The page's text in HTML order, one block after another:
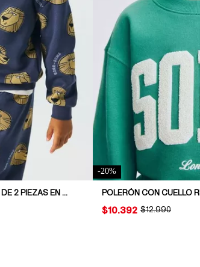
CONJUNTO ESTAMPADO DE 2 PIEZAS EN TELA DE BUZO
-20%
ORIGINAL PRICE:
$12.990
PRICE:
$10.392